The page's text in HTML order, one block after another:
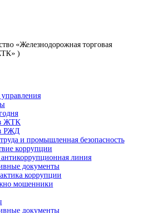
«Железнодорожная торговая
)
ЖТК
РЖД
и промышленная безопасность
коррупции
антикоррупционная линия
документы
коррупции
мошенники
документы